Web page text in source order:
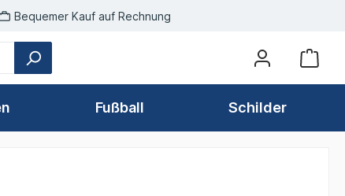
Bequemer Kauf auf Rechnung
Fußball Schilder